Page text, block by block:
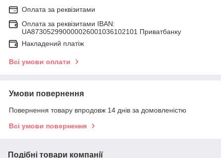
Оплата за реквізитами
Оплата за реквізитами IBAN:
UA873052990000026001036102101 Приватбанку
Накладений платіж
Всі умови оплати
Умови повернення
Повернення товару впродовж 14 днів за домовленістю
Всі умови повернення
Подібні товари компанії